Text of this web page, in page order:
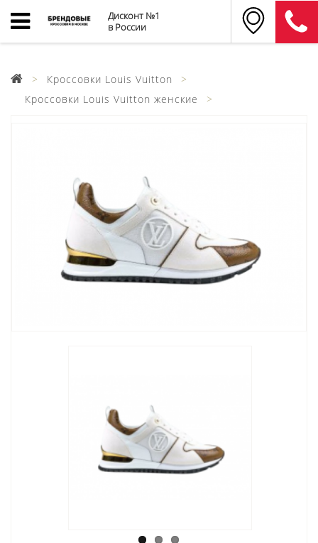
Дисконт №1
в России
Кроссовки Louis Vuitton
Кроссовки Louis Vuitton женские